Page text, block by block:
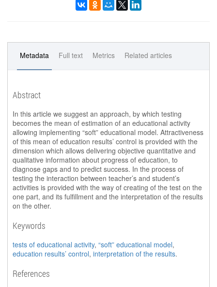
Metadata Full text Metrics Related articles
Abstract
In this article we suggest an approach, by which testing
becomes the mean of estimation of an educational activity
allowing implementing “soft” educational model. Attractiveness
of this mean of education results’ control is provided with the
dimension which allows delivering objective quantitative and
qualitative information about progress of education, to
diagnose gaps and to predict success. In the process of
testing the interaction between teacher’s and student’s
activities is provided with the way of creating of the test on the
one part, and its fulfillment and the interpretation of the results
on the other.
Keywords
tests of educational activity, “soft” educational model,
education results’ control, interpretation of the results.
References